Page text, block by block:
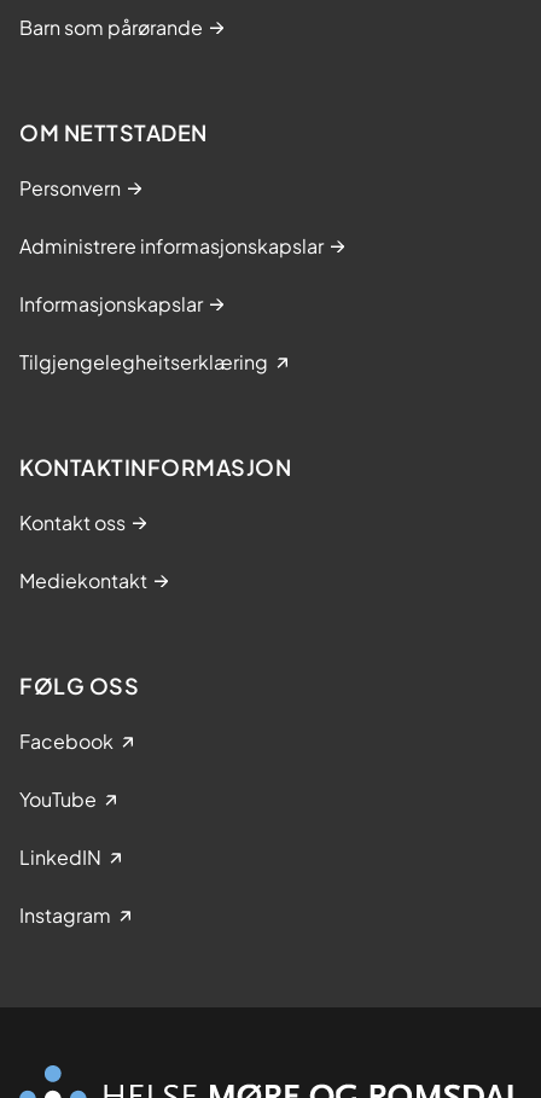
Barn som pårørande
OM NETTSTADEN
Personvern
Administrere informasjonskapslar
Informasjonskapslar
Tilgjengelegheitserklæring
KONTAKTINFORMASJON
Kontakt oss
Mediekontakt
FØLG OSS
Facebook
YouTube
LinkedIN
Instagram